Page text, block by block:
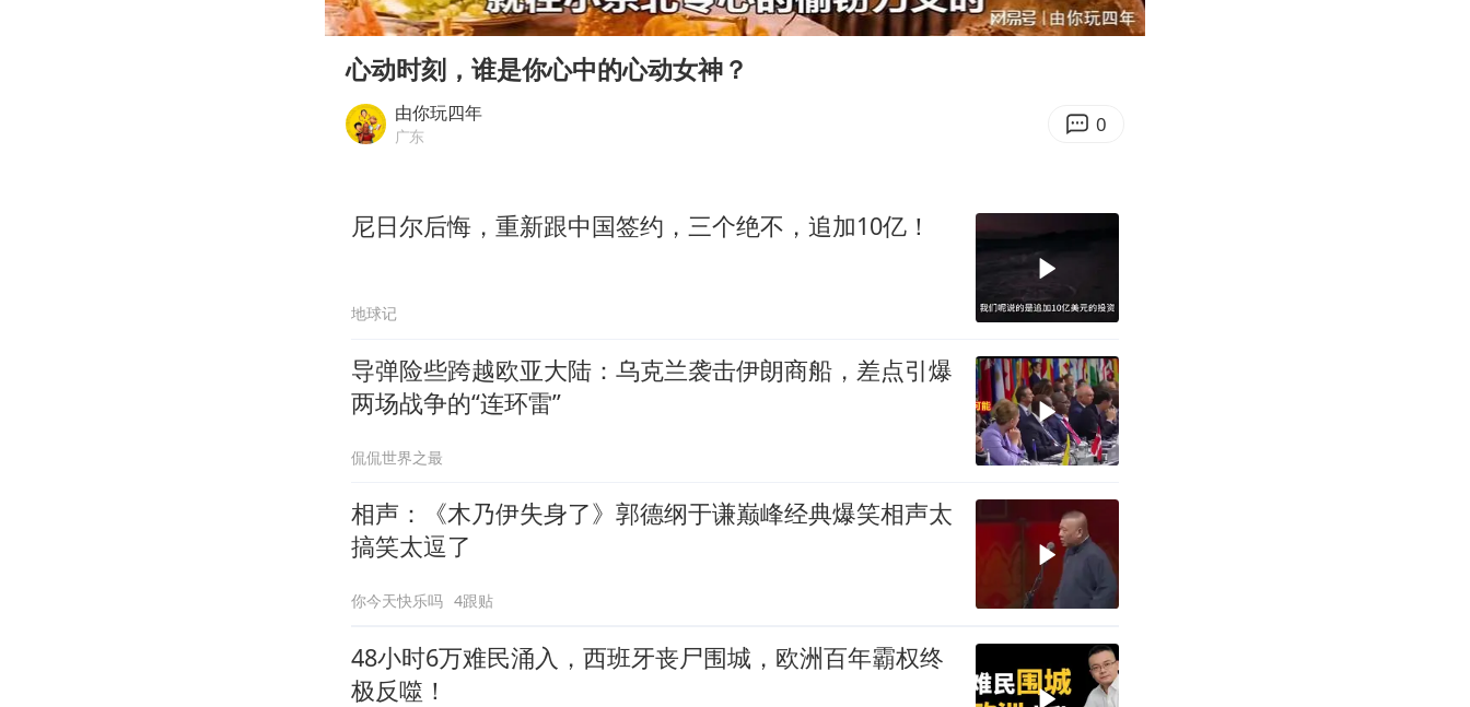
36岁男演员成景区NPC后人气爆棚
全民健身事业高质量发展
老挝国会主席赛宋蓬逝世
Play
00:00 10:37
Enter
心动时刻，谁是你心中的心动女神？
由你玩四年
广东 0
尼日尔后悔，重新跟中国签约，三个绝不，追加10亿！
地球记
导弹险些跨越欧亚大陆：乌克兰袭击伊朗商船，差点引爆
两场战争的“连环雷”
侃侃世界之最
相声：《木乃伊失身了》郭德纲于谦巅峰经典爆笑相声太
搞笑太逗了
你今天快乐吗 4跟贴
48小时6万难民涌入，西班牙丧尸围城，欧洲百年霸权终
极反噬！